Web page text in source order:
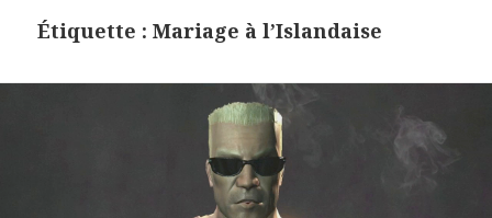
Étiquette :Mariage à l’Islandaise